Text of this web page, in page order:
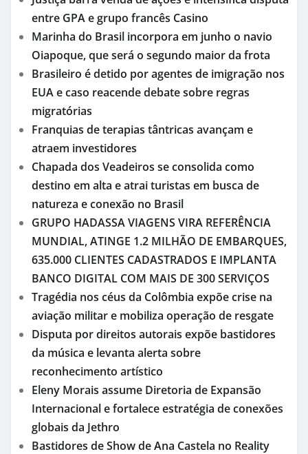
entre GPA e grupo francês Casino
Marinha do Brasil incorpora em junho o navio
Oiapoque, que será o segundo maior da frota
Brasileiro é detido por agentes de imigração nos
EUA e caso reacende debate sobre regras
migratórias
Franquias de terapias tântricas avançam e
atraem investidores
Chapada dos Veadeiros se consolida como
destino em alta e atrai turistas em busca de
natureza e conexão no Brasil
GRUPO HADASSA VIAGENS VIRA REFERÊNCIA
MUNDIAL, ATINGE 1.2 MILHÃO DE EMBARQUES,
635.000 CLIENTES CADASTRADOS E IMPLANTA
BANCO DIGITAL COM MAIS DE 300 SERVIÇOS
Tragédia nos céus da Colômbia expõe crise na
aviação militar e mobiliza operação de resgate
Disputa por direitos autorais expõe bastidores
da música e levanta alerta sobre
reconhecimento artístico
Eleny Morais assume Diretoria de Expansão
Internacional e fortalece estratégia de conexões
globais da Jethro
Bastidores de Show de Ana Castela no Reality